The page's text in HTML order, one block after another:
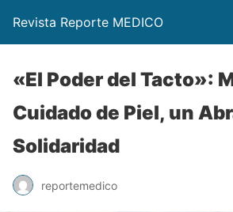
Revista Reporte MEDICO
«El Poder del Tacto»:
Cuidado de Piel, un
Solidaridad
reportemedico